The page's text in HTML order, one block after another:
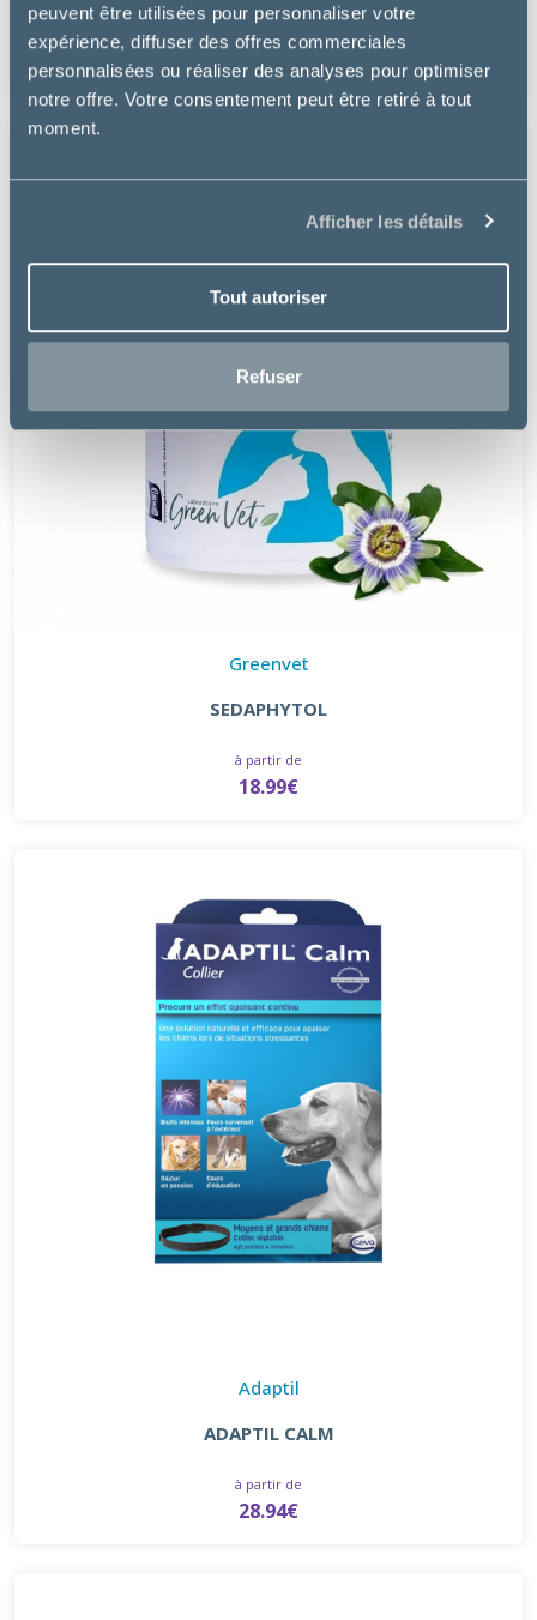
peuvent être utilisées pour personnaliser votre
expérience, diffuser des offres commerciales
personnalisées ou réaliser des analyses pour optimiser
notre offre. Votre consentement peut être retiré à tout
moment.
Afficher les détails
Tout autoriser
Refuser
RECHARGE DIFFUSEUR APAISANT - MULTI-ESPÈCES
29.49 €
Greenvet
SEDAPHYTOL
à partir de
18.99€
Adaptil
ADAPTIL CALM
à partir de
28.94€